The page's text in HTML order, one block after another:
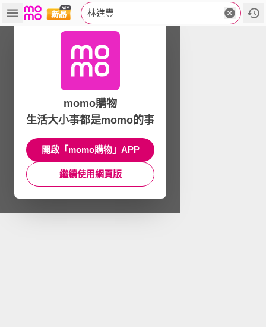
林進豐
momo購物
生活大小事都是momo的事
開啟「momo購物」APP
繼續使用網頁版